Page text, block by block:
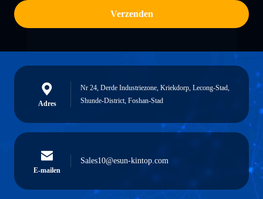
Verzenden
Adres
Nr 24, Derde Industriezone, Kriekdorp, Lecong-Stad,
Shunde-District, Foshan-Stad
E-mailen
Sales10@esun-kintop.com